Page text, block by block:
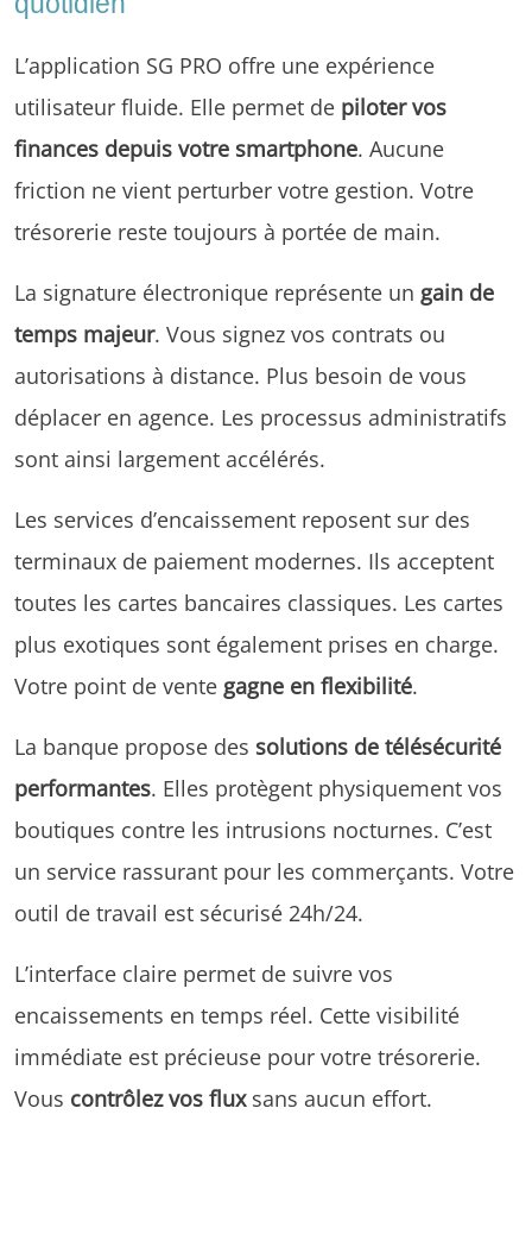
L’application SG PRO offre une expérience
utilisateur fluide. Elle permet de piloter vos
finances depuis votre smartphone. Aucune
friction ne vient perturber votre gestion. Votre
trésorerie reste toujours à portée de main.
La signature électronique représente un gain de
temps majeur. Vous signez vos contrats ou
autorisations à distance. Plus besoin de vous
déplacer en agence. Les processus administratifs
sont ainsi largement accélérés.
Les services d’encaissement reposent sur des
terminaux de paiement modernes. Ils acceptent
toutes les cartes bancaires classiques. Les cartes
plus exotiques sont également prises en charge.
Votre point de vente gagne en flexibilité.
La banque propose des solutions de télésécurité
performantes. Elles protègent physiquement vos
boutiques contre les intrusions nocturnes. C’est
un service rassurant pour les commerçants. Votre
outil de travail est sécurisé 24h/24.
L’interface claire permet de suivre vos
encaissements en temps réel. Cette visibilité
immédiate est précieuse pour votre trésorerie.
Vous contrôlez vos fluxsans aucun effort.